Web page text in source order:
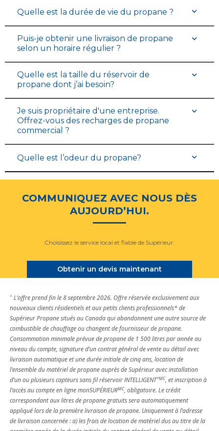
Quelle est la durée de vie du propane ?
Puis-je obtenir une livraison de propane
selon un horaire régulier ?
Quelle est la taille du réservoir de
propane dont j’ai besoin?
Je suis propriétaire d'une entreprise.
Offrez-vous des recharges de propane
commercial ?
Quelle est l’odeur du propane?
COMMUNIQUEZ AVEC NOUS DÈS
AUJOURD’HUI.
Choisissez le service local et fiable de Supérieur.
Obtenir un devis maintenant
^ L’offre prend fin le 8 septembre 2026. Offre réservée exclusivement aux
nouveaux clients résidentiels et aux petits clients professionnels* de
Supérieur Propane situés au Canada qui abandonnent une autre source de
combustible de chauffage ou changent de fournisseur de propane.
Consommation minimale prévue de propane de 1 500 litres par année au
niveau du compte, signature d’un contrat général de vente au détail avec
livraison automatique et une durée initiale de cinq ans, location de
l’ensemble du matériel de propane auprès de Supérieur avec installation
d’un ou plusieurs capteurs sans fil réservoir INTELLIGENT*MC, et inscription à
l’accès au compte en ligne monSUPÉRIEURMC, obligatoire. Le crédit
correspondant aux litres de propane gratuits sera automatiquement
appliqué lors de la première livraison de propane. Uniquement à l’adresse
de livraison concernée : a) les frais de location de matériel dus au titre de la